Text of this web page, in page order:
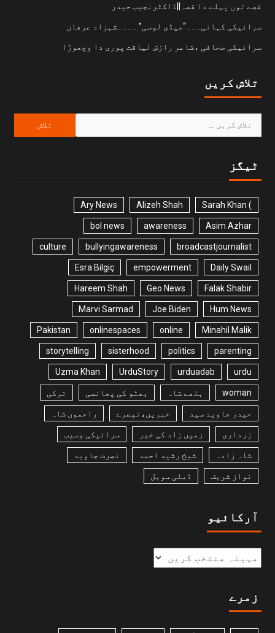
قصے توں پہلے دا قصہ||ڈاکٹرنجیب حیدر
سرائیکی کہانی۔۔۔“میڈی لوسی” ۔۔۔۔شہزاد عرفان
سرائیکی صحافی ،شاعر رازش لیاقت پوری دا وچھوڑا
تلاش کریں
ٹیگز
) Sarah Khan
Alizeh Shah
Ary News
Asim Azhar
awareness
bol news
broadcastjournalist
bullyingawareness
culture
Daily Swail
empowerment
Esra Bilgiç
Falak Shabir
Geo News
Hareem Shah
Hum News
Joe Biden
Marvi Sarmad
Minahil Malik
online
onlinespaces
Pakistan
parenting
politics
sisterhood
storytelling
urdu
urduadab
UrduStory
Uzma Khan
woman بلھے شاہ بھٹو کی پھانسی ترکی
حیدر جاوید سید خبریں،تبصرے راحموں شاہ
زرداری زمیں زاد کی خبر سرائیکی وسیب
شاہ زادہ شیخ رشید احمد نصرت جاوید
نواز شریف ڈیلی سویل
آرکائیو
زمرے